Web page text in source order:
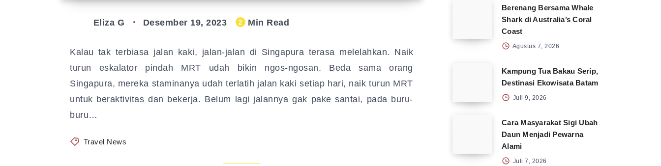
Eliza G Desember 19, 2023 2 Min Read
Kalau tak terbiasa jalan kaki, jalan-jalan di Singapura terasa melelahkan. Naik
turun eskalator pindah MRT udah bikin ngos-ngosan. Beda sama orang
Singapura, mereka staminanya udah terlatih jalan kaki setiap hari, naik turun MRT
untuk beraktivitas dan bekerja. Belum lagi jalannya gak pake santai, pada buru-
buru…
Travel News
Berenang Bersama Whale
Shark di Australia’s Coral
Coast
Agustus 7, 2026
Kampung Tua Bakau Serip,
Destinasi Ekowisata Batam
Juli 9, 2026
Cara Masyarakat Sigi Ubah
Daun Menjadi Pewarna
Alami
Juli 7, 2026